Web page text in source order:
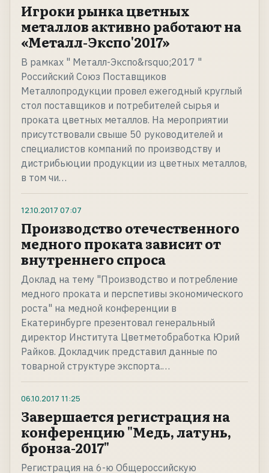
Игроки рынка цветных
металлов активно работают на
«Металл-Экспо'2017»
В рамках " Металл-Экспо&rsquo;2017 "
Российский Союз Поставщиков
Металлопродукции провел ежегодный круглый
стол поставщиков и потребителей сырья и
проката цветных металлов. На мероприятии
присутствовали свыше 50 руководителей и
специалистов компаний по производству и
дистрибьюции продукции из цветных металлов,
в том чи…
12.10.2017 07:07
Производство отечественного
медного проката зависит от
внутреннего спроса
Доклад на тему "Производство и потребление
медного проката и перспетивы экономического
роста" на медной конференции в
Екатеринбурге презентовал генеральный
директор Института Цветметобработка Юрий
Райков. Докладчик представил данные по
товарной структуре экспорта.…
06.10.2017 11:25
Завершается регистрация на
конференцию "Медь, латунь,
бронза-2017"
Регистрация на 6-ю Общероссийскую